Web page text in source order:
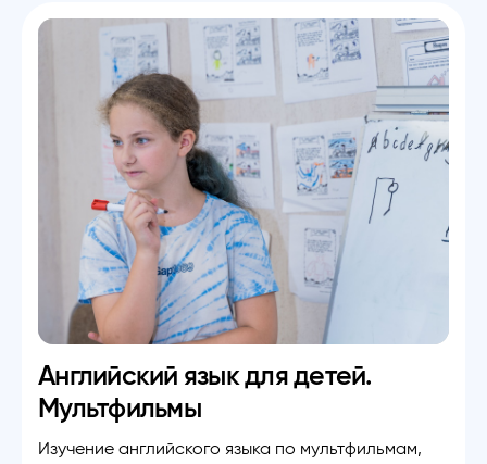
Английский язык для детей.
Мультфильмы
Изучение английского языка по мультфильмам,